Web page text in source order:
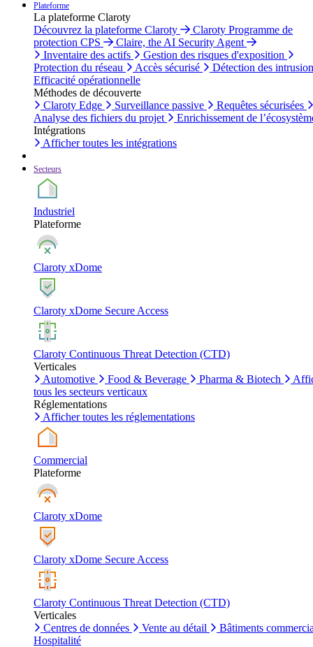
Plateforme
La plateforme Claroty
Découvrez la plateforme Claroty
Claroty Programme de
protection CPS
Claire, the AI Security Agent
Inventaire des actifs
Gestion des risques d'exposition
Protection du réseau
Accès sécurisé
Détection des
Efficacité opérationnelle
Méthodes de découverte
Claroty Edge
Surveillance passive
Requêtes sécurisées
Analyse des fichiers du projet
Enrichissement de
Intégrations
Afficher toutes les intégrations
Secteurs
Industriel
Plateforme
Claroty xDome
Claroty xDome Secure Access
Claroty Continuous Threat Detection (CTD)
Verticales
Automotive
Food & Beverage Pharma & Biotech
tous les secteurs verticaux
Réglementations
Afficher toutes les réglementations
Commercial
Plateforme
Claroty xDome
Claroty xDome Secure Access
Claroty Continuous Threat Detection (CTD)
Verticales
Centres de données
Vente au détail
Bâtiments
Hospitalité